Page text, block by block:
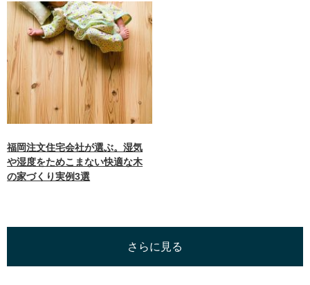
福岡注文住宅会社が選ぶ。湿気
や湿度をためこまない快適な木
の家づくり実例3選
さらに見る